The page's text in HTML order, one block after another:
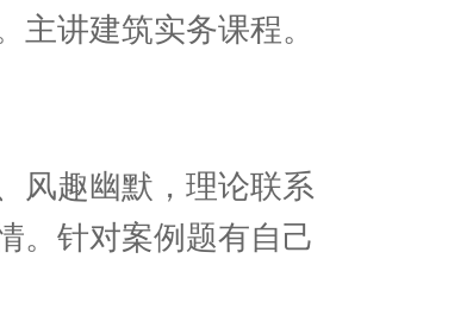
讲建筑实务课程。
风趣幽默，理论联系
。针对案例题有自己